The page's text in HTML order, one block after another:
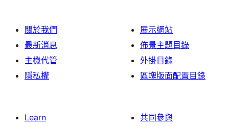
關於我們
最新消息
主機代管
隱私權
展示網站
佈景主題目錄
外掛目錄
區塊版面配置目錄
Learn
共同參與